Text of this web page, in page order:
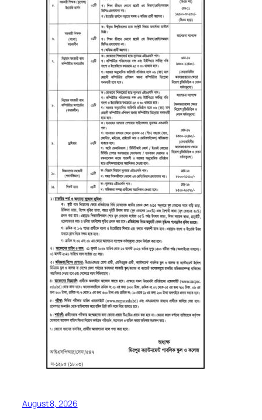
August 8, 2026